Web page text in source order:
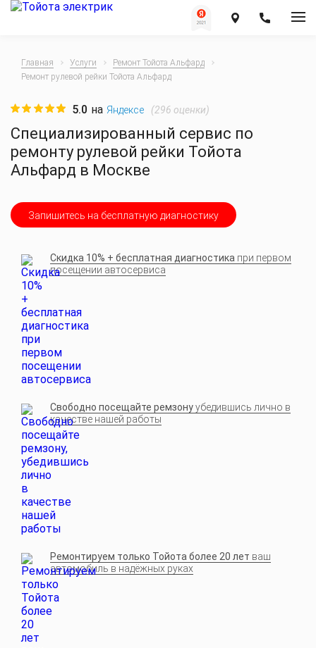
Главная Услуги
Ремонт Тойота Альфард
Ремонт рулевой рейки Тойота Альфард
Специализированный сервис по
ремонту рулевой рейки Тойота
Альфард в Москве
5.0 на Яндексе (296 оценки)
Запишитесь на бесплатную диагностику
Скидка 10% + бесплатная диагностика при первом
посещении автосервиса
Свободно посещайте ремзонуубедившись лично в
качестве нашей работы
Ремонтируем только Тойота более 20 лет ваш
автомобиль в надёжных руках